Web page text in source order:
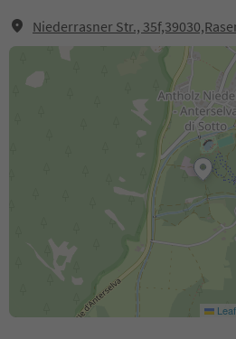
Niederrasner Str.,